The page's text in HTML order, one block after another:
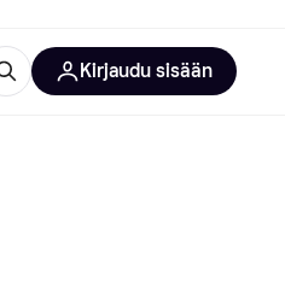
Kirjaudu sisään